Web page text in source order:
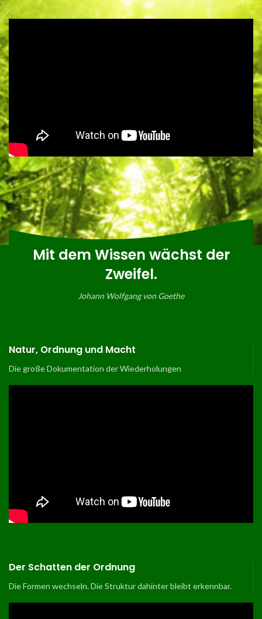
Mit dem Wissen wächst der
Zweifel.
Johann Wolfgang von Goethe
Natur, Ordnung und Macht
Die große Dokumentation der Wiederholungen
Der Schatten der Ordnung
Die Formen wechseln. Die Struktur dahinter bleibt erkennbar.